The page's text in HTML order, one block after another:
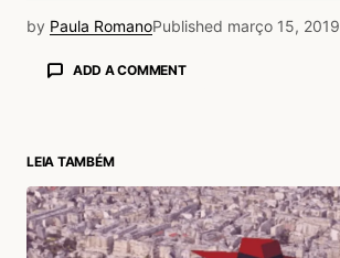
by Paula RomanoPublished março 15, 2019
ADD A COMMENT
LEIA TAMBÉM